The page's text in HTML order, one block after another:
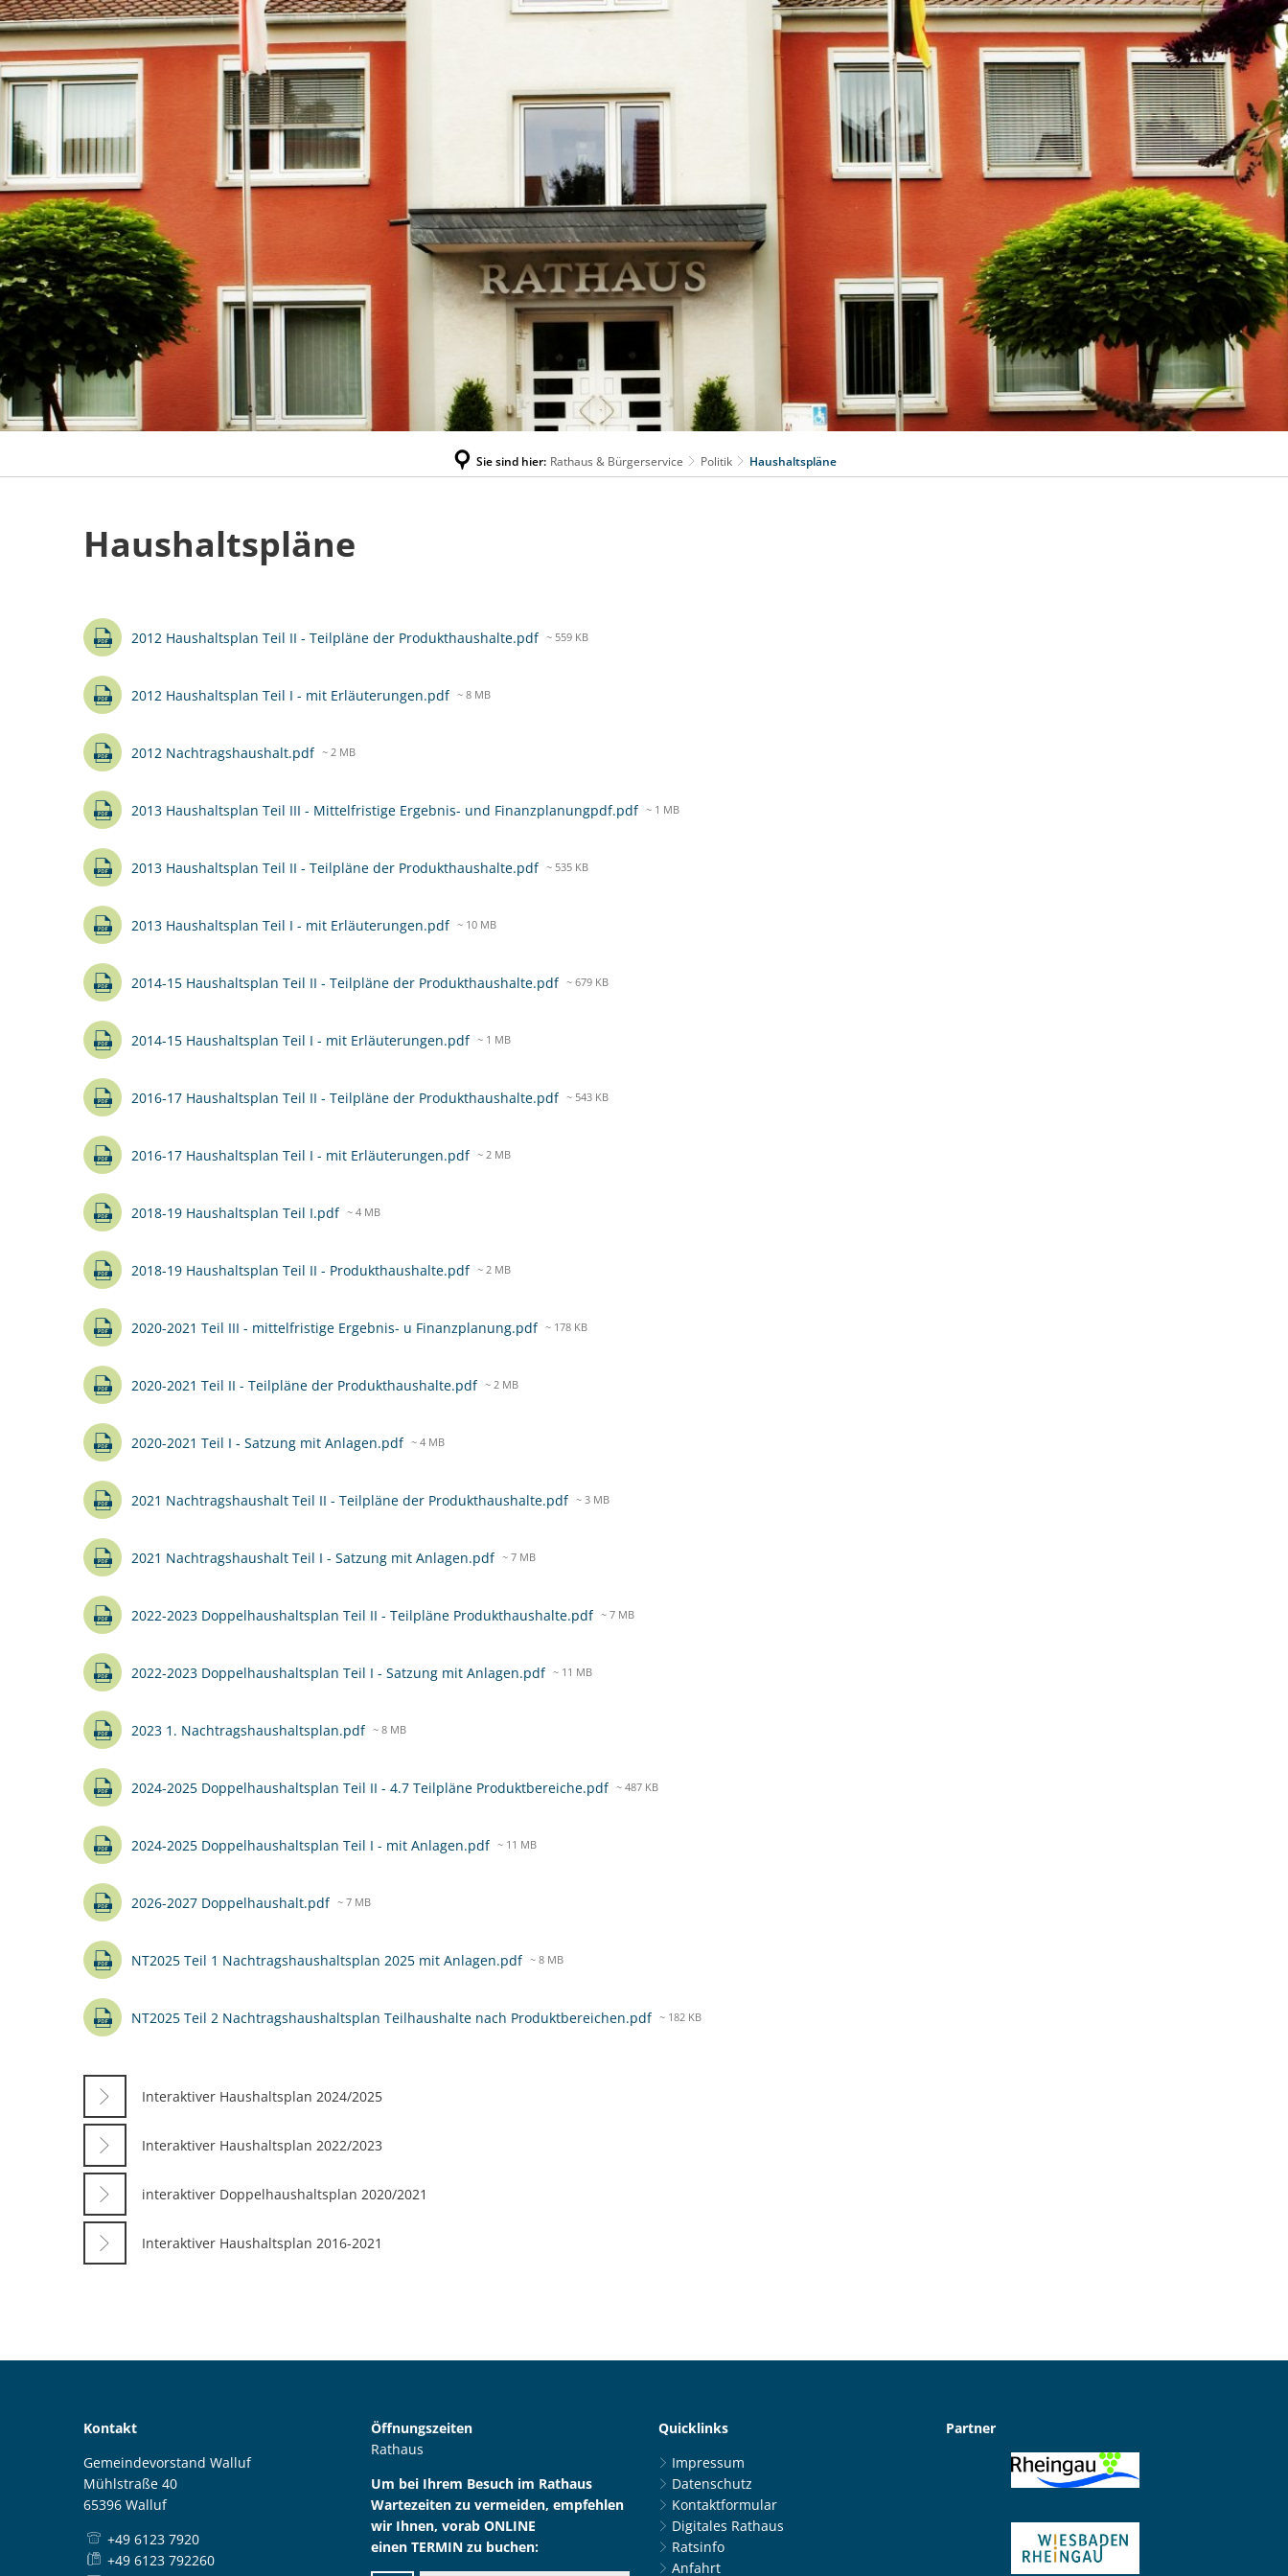
Impressum Datenschutz Barrierefreiheit
RATHAUS & BÜRGERSERVICE LEBEN IN WALLUF WIRTSCHAFTSFÖRDERUNG
Sie sind hier: Rathaus & Bürgerservice Politik Haushaltspläne
Haushaltspläne
Haushaltspläne
2012 Haushaltsplan Teil II - Teilpläne der Produkthaushalte.pdf ~ 559 KB
2012 Haushaltsplan Teil I - mit Erläuterungen.pdf ~ 8 MB
2012 Nachtragshaushalt.pdf ~ 2 MB
2013 Haushaltsplan Teil III - Mittelfristige Ergebnis- und Finanzplanungpdf.pdf ~ 1 MB
2013 Haushaltsplan Teil II - Teilpläne der Produkthaushalte.pdf ~ 535 KB
2013 Haushaltsplan Teil I - mit Erläuterungen.pdf ~ 10 MB
2014-15 Haushaltsplan Teil II - Teilpläne der Produkthaushalte.pdf ~ 679 KB
2014-15 Haushaltsplan Teil I - mit Erläuterungen.pdf ~ 1 MB
2016-17 Haushaltsplan Teil II - Teilpläne der Produkthaushalte.pdf ~ 543 KB
2016-17 Haushaltsplan Teil I - mit Erläuterungen.pdf ~ 2 MB
2018-19 Haushaltsplan Teil I.pdf ~ 4 MB
2018-19 Haushaltsplan Teil II - Produkthaushalte.pdf ~ 2 MB
2020-2021 Teil III - mittelfristige Ergebnis- u Finanzplanung.pdf ~ 178 KB
2020-2021 Teil II - Teilpläne der Produkthaushalte.pdf ~ 2 MB
2020-2021 Teil I - Satzung mit Anlagen.pdf ~ 4 MB
2021 Nachtragshaushalt Teil II - Teilpläne der Produkthaushalte.pdf ~ 3 MB
2021 Nachtragshaushalt Teil I - Satzung mit Anlagen.pdf ~ 7 MB
2022-2023 Doppelhaushaltsplan Teil II - Teilpläne Produkthaushalte.pdf ~ 7 MB
2022-2023 Doppelhaushaltsplan Teil I - Satzung mit Anlagen.pdf ~ 11 MB
2023 1. Nachtragshaushaltsplan.pdf ~ 8 MB
2024-2025 Doppelhaushaltsplan Teil II - 4.7 Teilpläne Produktbereiche.pdf ~ 487 KB
2024-2025 Doppelhaushaltsplan Teil I - mit Anlagen.pdf ~ 11 MB
2026-2027 Doppelhaushalt.pdf ~ 7 MB
NT2025 Teil 1 Nachtragshaushaltsplan 2025 mit Anlagen.pdf ~ 8 MB
NT2025 Teil 2 Nachtragshaushaltsplan Teilhaushalte nach Produktbereichen.pdf ~ 182 KB
Interaktiver Haushaltsplan 2024/2025
Interaktiver Haushaltsplan 2022/2023
interaktiver Doppelhaushaltsplan 2020/2021
Interaktiver Haushaltsplan 2016-2021
Kontakt
Gemeindevorstand Walluf
Mühlstraße 40
65396 Walluf
+49 6123 7920
+49 6123 792260
Öffnungszeiten
Rathaus
Um bei Ihrem Besuch im Rathaus
Wartezeiten zu vermeiden, empfehlen
wir Ihnen, vorab ONLINE
einen TERMIN zu buchen:
Quicklinks
Impressum
Datenschutz
Kontaktformular
Digitales Rathaus
Ratsinfo
Anfahrt
Partner